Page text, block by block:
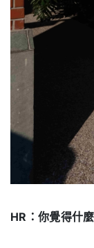
HR：你覺得什